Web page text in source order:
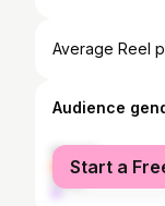
Average Reel
Audience
female
male
Start a